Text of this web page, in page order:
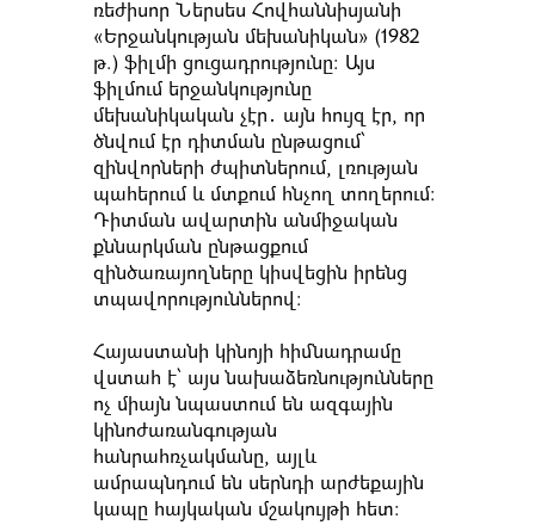
ռեժիսոր Ներսես Հովհաննիսյանի
«Երջանկության մեխանիկան» (1982
թ.) ֆիլմի ցուցադրությունը: Այս
ֆիլմում երջանկությունը
մեխանիկական չէր․ այն հույզ էր, որ
ծնվում էր դիտման ընթացում՝
զինվորների ժպիտներում, լռության
պահերում և մտքում հնչող տողերում։
Դիտման ավարտին անմիջական
քննարկման ընթացքում
զինծառայողները կիսվեցին իրենց
տպավորություններով:
Հայաստանի կինոյի հիմնադրամը
վստահ է՝ այս նախաձեռնությունները
ոչ միայն նպաստում են ազգային
կինոժառանգության
հանրահռչակմանը, այլև
ամրապնդում են սերնդի արժեքային
կապը հայկական մշակույթի հետ։